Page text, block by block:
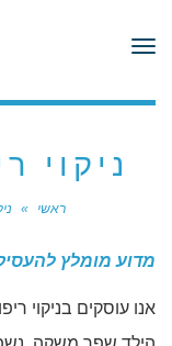
תפריט
ניקוי
ראשי »
מדוע מומלץ
אנו עוסקים בניקוי